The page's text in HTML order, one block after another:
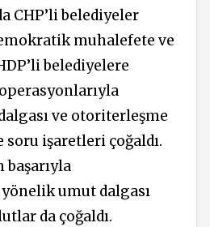
CHP’li belediyeler
muhalefete ve
belediyelere
ve otoriterleşme
işaretleri çoğaldı.
başarıyla
umut dalgası
da çoğaldı.